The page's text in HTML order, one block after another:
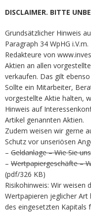
DISCLAIMER. BITTE
Grundsätzlicher Hinweis
Paragraph 34 WpHG
Redakteure von
Aktien an allen
verkaufen. Das gilt
Sollte ein Mitarbeiter,
vorgestellte Aktie halten,
Hinweis auf
Artikel genannten Aktien.
Zudem weisen wir gerne
Schutz vor unseriösen
– Geldanlage – Wie Sie
– Wertpapiergeschäfte –
(pdf/326 KB)
Risikohinweis: Wir weisen
Wertpapieren jeglicher
des eingesetzten Kapitals